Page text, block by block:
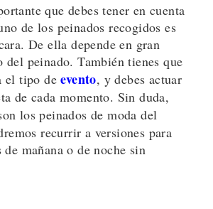
que debes tener en cuenta
de los peinados recogidos es
De ella depende en gran
del peinado. También tienes que
el tipo deevento, y debes actuar
de cada momento. Sin duda,
los peinados de moda del
recurrir a versiones para
mañana o de noche sin